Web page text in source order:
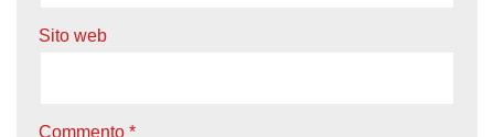
Sito web
Commento *